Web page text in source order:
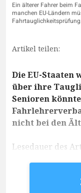
Ein älterer Fahrer beim
manchen EU-Ländern
Artikel teilen:
Die EU-
über ihre
Senioren
nicht bei den
Lesedauer des